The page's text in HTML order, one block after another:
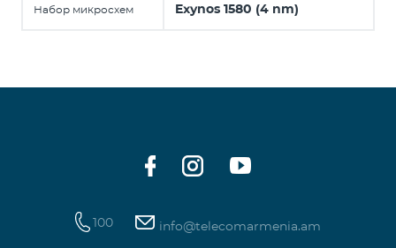
Набор микросхем Exynos 1580 (4 nm)
100 info@telecomarmenia.am